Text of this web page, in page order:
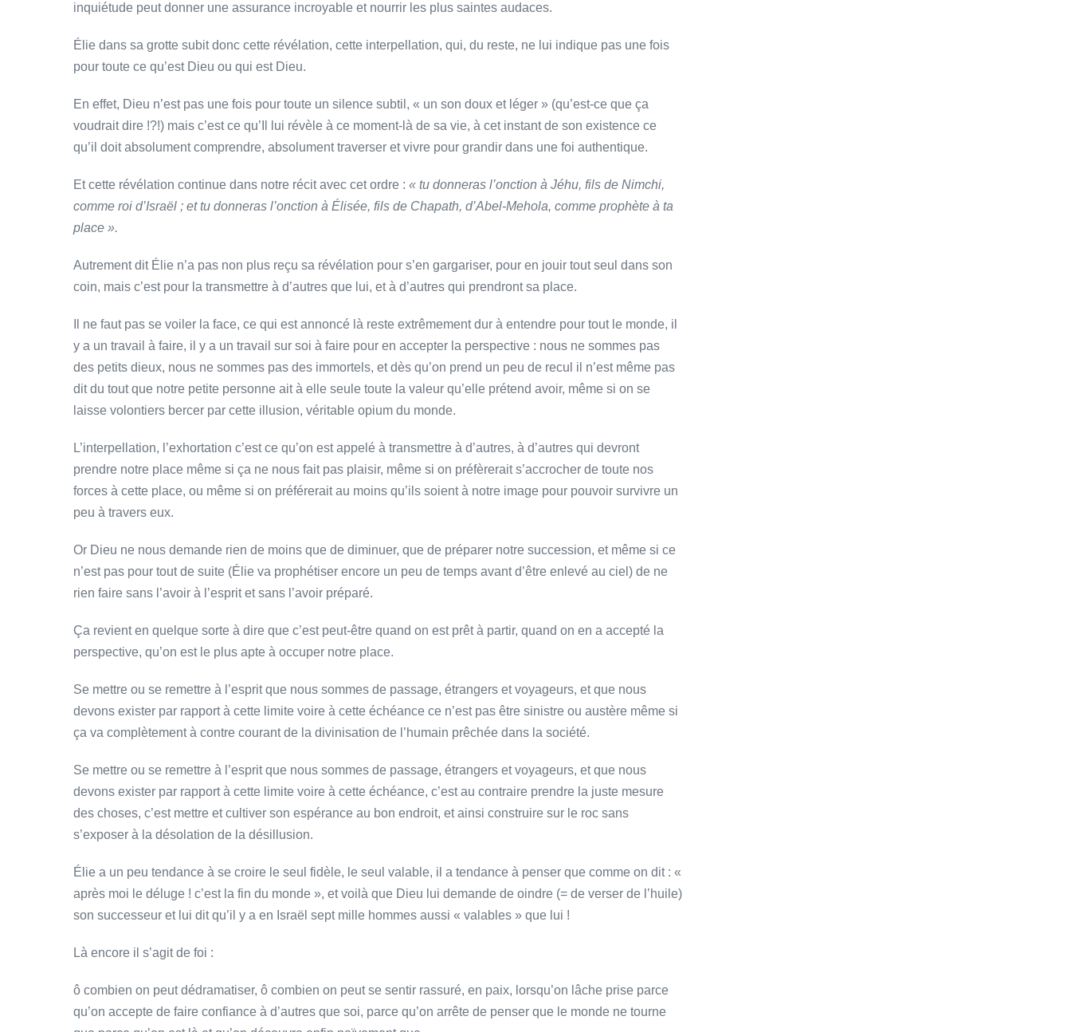
inquiétude peut donner une assurance incroyable et nourrir les plus saintes audaces.
Élie dans sa grotte subit donc cette révélation, cette interpellation, qui, du reste, ne lui indique pas une fois
pour toute ce qu’est Dieu ou qui est Dieu.
En effet, Dieu n’est pas une fois pour toute un silence subtil, « un son doux et léger » (qu’est-ce que ça
voudrait dire !?!) mais c’est ce qu’Il lui révèle à ce moment-là de sa vie, à cet instant de son existence ce
qu’il doit absolument comprendre, absolument traverser et vivre pour grandir dans une foi authentique.
Et cette révélation continue dans notre récit avec cet ordre : « tu donneras l’onction à Jéhu, fils de Nimchi,
comme roi d’Israël ; et tu donneras l’onction à Élisée, fils de Chapath, d’Abel-Mehola, comme prophète à ta
place ».
Autrement dit Élie n’a pas non plus reçu sa révélation pour s’en gargariser, pour en jouir tout seul dans son
coin, mais c’est pour la transmettre à d’autres que lui, et à d’autres qui prendront sa place.
Il ne faut pas se voiler la face, ce qui est annoncé là reste extrêmement dur à entendre pour tout le monde, il
y a un travail à faire, il y a un travail sur soi à faire pour en accepter la perspective : nous ne sommes pas
des petits dieux, nous ne sommes pas des immortels, et dès qu’on prend un peu de recul il n’est même pas
dit du tout que notre petite personne ait à elle seule toute la valeur qu’elle prétend avoir, même si on se
laisse volontiers bercer par cette illusion, véritable opium du monde.
L’interpellation, l’exhortation c’est ce qu’on est appelé à transmettre à d’autres, à d’autres qui devront
prendre notre place même si ça ne nous fait pas plaisir, même si on préfèrerait s’accrocher de toute nos
forces à cette place, ou même si on préférerait au moins qu’ils soient à notre image pour pouvoir survivre un
peu à travers eux.
Or Dieu ne nous demande rien de moins que de diminuer, que de préparer notre succession, et même si ce
n’est pas pour tout de suite (Élie va prophétiser encore un peu de temps avant d’être enlevé au ciel) de ne
rien faire sans l’avoir à l’esprit et sans l’avoir préparé.
Ça revient en quelque sorte à dire que c’est peut-être quand on est prêt à partir, quand on en a accepté la
perspective, qu’on est le plus apte à occuper notre place.
Se mettre ou se remettre à l’esprit que nous sommes de passage, étrangers et voyageurs, et que nous
devons exister par rapport à cette limite voire à cette échéance ce n’est pas être sinistre ou austère même si
ça va complètement à contre courant de la divinisation de l’humain prêchée dans la société.
Se mettre ou se remettre à l’esprit que nous sommes de passage, étrangers et voyageurs, et que nous
devons exister par rapport à cette limite voire à cette échéance, c’est au contraire prendre la juste mesure
des choses, c’est mettre et cultiver son espérance au bon endroit, et ainsi construire sur le roc sans
s’exposer à la désolation de la désillusion.
Élie a un peu tendance à se croire le seul fidèle, le seul valable, il a tendance à penser que comme on dit : «
après moi le déluge ! c’est la fin du monde », et voilà que Dieu lui demande de oindre (= de verser de l’huile)
son successeur et lui dit qu’il y a en Israël sept mille hommes aussi « valables » que lui !
Là encore il s’agit de foi :
ô combien on peut dédramatiser, ô combien on peut se sentir rassuré, en paix, lorsqu’on lâche prise parce
qu’on accepte de faire confiance à d’autres que soi, parce qu’on arrête de penser que le monde ne tourne